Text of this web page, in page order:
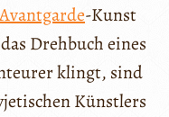
Avantgarde-Kunst
Drehbuch eines
klingt, sind
Künstlers